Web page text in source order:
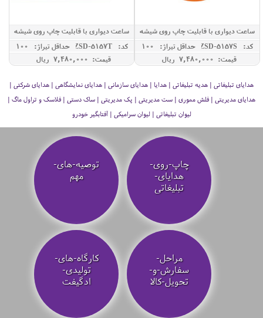
ساعت دیواری با قابلیت چاپ روی شیشه
کد: ZSD-5157S
حداقل تيراژ: 100
قیمت: 7,480,000 ريال
ساعت دیواری با قابلیت چاپ روی شیشه
کد: ZSD-5157T
حداقل تيراژ: 100
قیمت: 7,480,000 ريال
هدایای تبلیغاتی | هدیه تبلیغاتی | هدایا | هدایای سازمانی | هدایای نمایشگاهی | هدایای شرکتی |
هدایای مدیریتی | فلش مموری | ست مدیریتی | پک مدیریتی | ساک دستی | فلاسک و تراول ماگ |
لیوان تبلیغاتی | لیوان سرامیکی | آفتابگیر خودرو
چاپ-روی-
هدایای-
تبلیغاتی
توصیه‌-های-
مهم
مراحل-
سفارش-و-
تحویل-کالا
کارگاه-های-
تولیدی-
ادگیفت